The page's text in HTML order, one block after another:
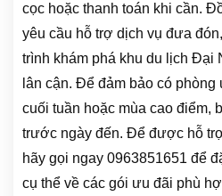
cọc hoặc thanh toán khi cần.
yêu cầu hỗ trợ dịch vụ đưa
trình khám phá khu du lịch Đại
lân cận. Để đảm bảo có
cuối tuần hoặc mùa cao điểm,
trước ngày đến. Để được hỗ
hãy gọi ngay 0963851651 để
cụ thể về các gói ưu đãi phù